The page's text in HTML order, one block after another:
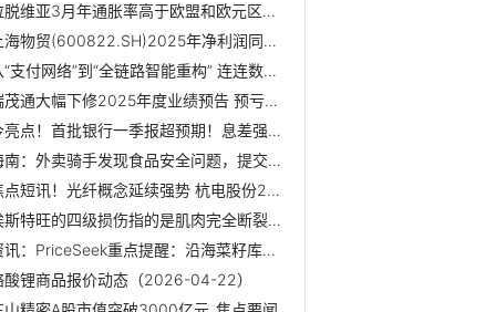
拉脱维亚3月年通胀率高于欧盟和欧元区平均水平 今日要闻
上海物贸(600822.SH)2025年净利润同比下滑42.32%
从“支付网络”到“全链路智能重构” 连连数字在Money20/20...
瑞茂通大幅下修2025年度业绩预告 预亏区间调整为-30亿元至-45亿元
今亮点！首批银行一季报超预期！息差强劲回升，贵阳银行涨近7...
海南：外卖骑手发现食品安全问题，提交查实后给予奖励
焦点短讯！光纤概念延续强势 杭电股份2连板续创历史新高
埃斯特旺的四级损伤指的是肌肉完全断裂，他将至少伤缺3个月 ...
资讯：PriceSeek重点提醒：沿海菜籽库存环比减少2.9万吨
酸锂商品报价动态（2026-04-22）